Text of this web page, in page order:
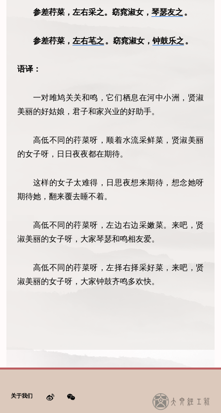
参差荇菜，左右采之。窈窕淑女， 琴瑟友之 。
参差荇菜， 左右芼之 。窈窕淑女，钟鼓乐之 。
语译：
一对雎鸠关关和鸣，它们栖息在河中小洲，贤淑
美丽的好姑娘，君子和家兴业的好助手。
高低不同的荇菜呀，顺着水流采鲜菜，贤淑美丽
的女子呀，日日夜夜都在期待。
这样的女子太难得，日思夜想来期待，想念她呀
期待她，翻来覆去睡不着。
高低不同的荇菜呀，左边右边采嫩菜。来吧，贤
淑美丽的女子呀，大家琴瑟和鸣相友爱。
高低不同的荇菜呀，左择右择采好菜，来吧，贤
淑美丽的女子呀，大家钟鼓齐鸣多欢快。
关于我们